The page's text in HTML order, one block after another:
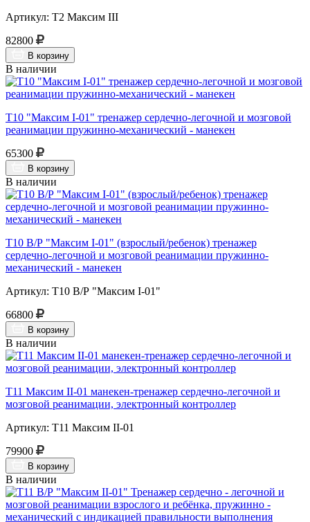
Артикул: Т2 Максим III
82800
В корзину
В наличии
Т10 "Максим I-01" тренажер сердечно-легочной и мозговой
реанимации пружинно-механический - манекен
65300
В корзину
В наличии
Т10 В/Р "Максим I-01" (взрослый/ребенок) тренажер
сердечно-легочной и мозговой реанимации пружинно-
механический - манекен
Артикул: Т10 В/Р "Максим I-01"
66800
В корзину
В наличии
Т11 Максим II-01 манекен-тренажер сердечно-легочной и
мозговой реанимации, электронный контроллер
Артикул: Т11 Максим II-01
79900
В корзину
В наличии